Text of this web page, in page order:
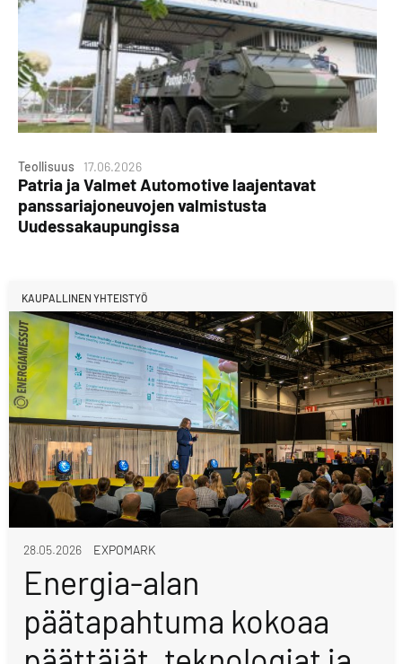
Teollisuus 17.06.2026
Patria ja Valmet Automotive laajentavat
panssariajoneuvojen valmistusta
Uudessakaupungissa
KAUPALLINEN YHTEISTYÖ
28.05.2026 EXPOMARK
Energia-alan
päätapahtuma kokoaa